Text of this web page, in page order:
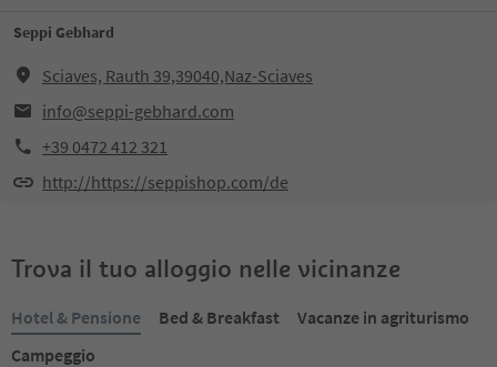
Seppi Gebhard
Sciaves, Rauth 39,39040,Naz-Sciaves
info@seppi-gebhard.com
+39 0472 412 321
http://https://seppishop.com/de
Trova il tuo alloggio nelle vicinanze
Hotel & Pensione Bed & Breakfast
Vacanze in agriturismo
Campeggio